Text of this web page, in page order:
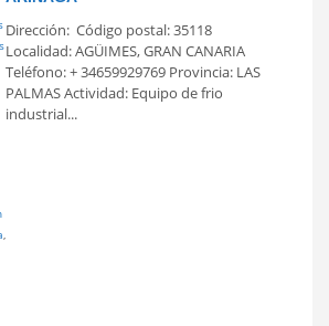
,
Dirección: Código postal: 35118
Localidad: AGÜIMES, GRAN CANARIA
Teléfono: + 34659929769 Provincia: LAS
PALMAS Actividad: Equipo de frio
industrial...